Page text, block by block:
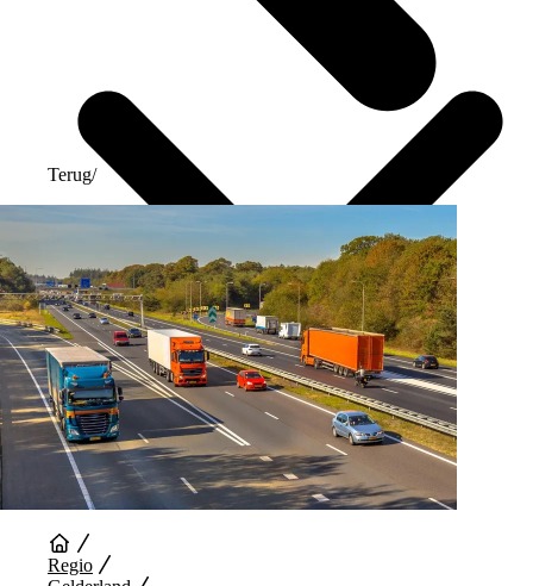
Auto Diensten
Terug/
Regio